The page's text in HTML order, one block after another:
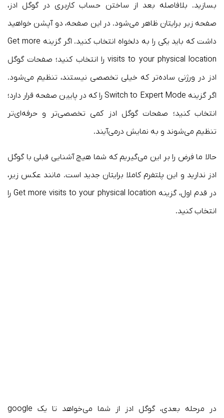
بسازید. بلافاصله بعد از ساختن حساب کاربری در گوگل ادز،
صفحه زیر برایتان ظاهر می‌شود. در این صفحه، دو آپشن خواهید
داشت که باید یکی را به دلخواه انتخاب کنید. اگر گزینه Get more
visits to your physical location را انتخاب کنید؛ صفحات گوگل
ادز در ورژنی ساده‌تر که خیلی تخصصی نیستند، تنظیم می‌شود.
اگر گزینه Switch to Expert Mode را که در پایین صفحه قرار دارد؛
انتخاب کنید؛ صفحات گوگل ادز کمی تخصصی‌تر و حرفه‌ای‌تر
تنظیم می‌شوند و به نمایش درمی‌آیند.
حالا ما فرض را بر این می‌گیریم که شما هیچ آشنایی قبلی‌ با گوگل
ادز ندارید و این پلتفرم کاملا برایتان جدید است. مانند عکس زیر،
در قدم اول، گزینه Get more visits to your physical location را
انتخاب کنید.
در مرحله بعدی، گوگل ادز از شما می‌خواهد تا یک google